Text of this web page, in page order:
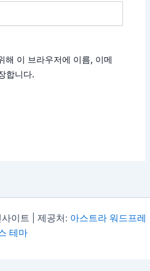
해 이 브라우저에 이름, 이메
합니다.
이트 | 제공처: 아스트라 워드프레
테마